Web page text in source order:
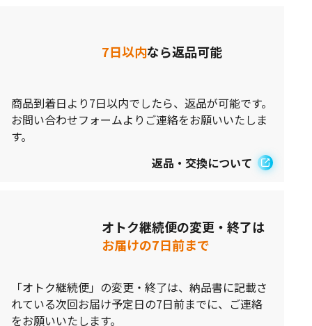
7日以内なら返品可能
商品到着日より7日以内でしたら、返品が可能です。
お問い合わせフォームよりご連絡をお願いいたしま
す。
返品・交換について
オトク継続便の変更・終了は
お届けの7日前まで
「オトク継続便」の変更・終了は、納品書に記載さ
れている次回お届け予定日の7日前までに、ご連絡
をお願いいたします。